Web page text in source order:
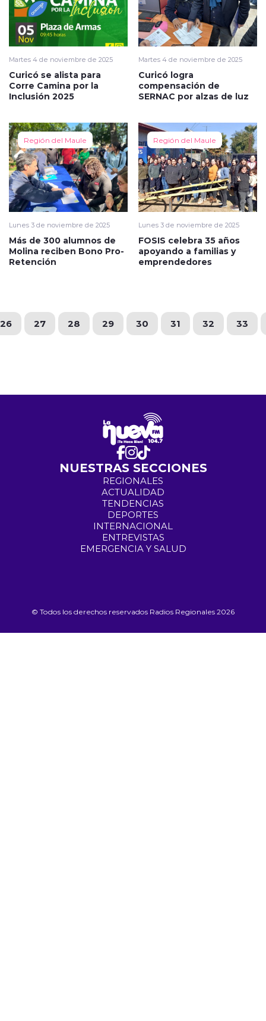
Martes 4 de noviembre de 2025
Curicó se alista para
Corre Camina por la
Inclusión 2025
Martes 4 de noviembre de 2025
Curicó logra
compensación de
SERNAC por alzas de luz
Región del Maule
Lunes 3 de noviembre de 2025
Más de 300 alumnos de
Molina reciben Bono Pro-
Retención
Región del Maule
Lunes 3 de noviembre de 2025
FOSIS celebra 35 años
apoyando a familias y
emprendedores
26 27 28 29 30 31 32 33
NUESTRAS SECCIONES
REGIONALES
ACTUALIDAD
TENDENCIAS
DEPORTES
INTERNACIONAL
ENTREVISTAS
EMERGENCIA Y SALUD
© Todos los derechos reservados Radios Regionales 2026